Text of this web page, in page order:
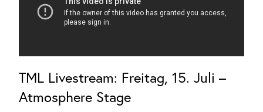
TML Livestream: Freitag, 15. Juli –
Atmosphere Stage